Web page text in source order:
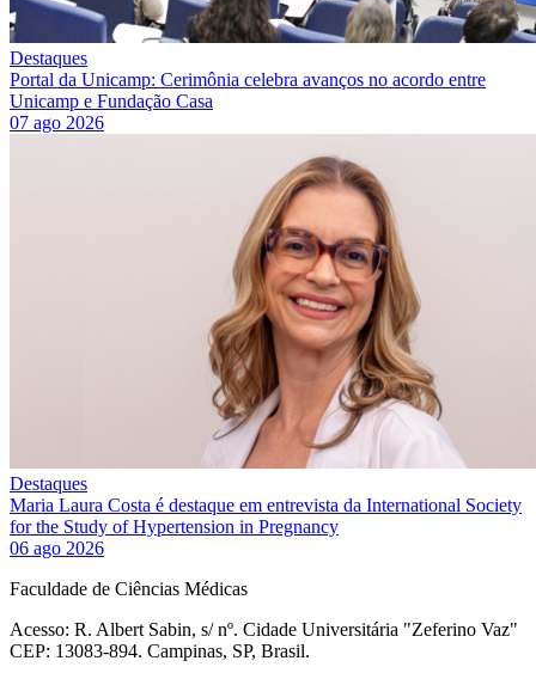
Destaques
Portal da Unicamp: Cerimônia celebra avanços no acordo entre
Unicamp e Fundação Casa
07 ago 2026
Destaques
Maria Laura Costa é destaque em entrevista da International Society
for the Study of Hypertension in Pregnancy
06 ago 2026
Faculdade de Ciências Médicas
Acesso: R. Albert Sabin, s/ nº. Cidade Universitária "Zeferino Vaz"
CEP: 13083-894. Campinas, SP, Brasil.